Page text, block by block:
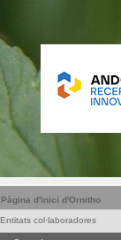
Pàgina d'inici d'Ornitho
Entitats col·laboradores